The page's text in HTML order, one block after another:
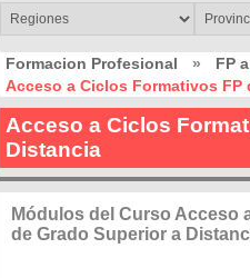
Formacion Profesional » FP
Acceso a Ciclos Formativos FP
Acceso a Ciclos
Distancia
Módulos del Curso Acceso
de Grado Superior a